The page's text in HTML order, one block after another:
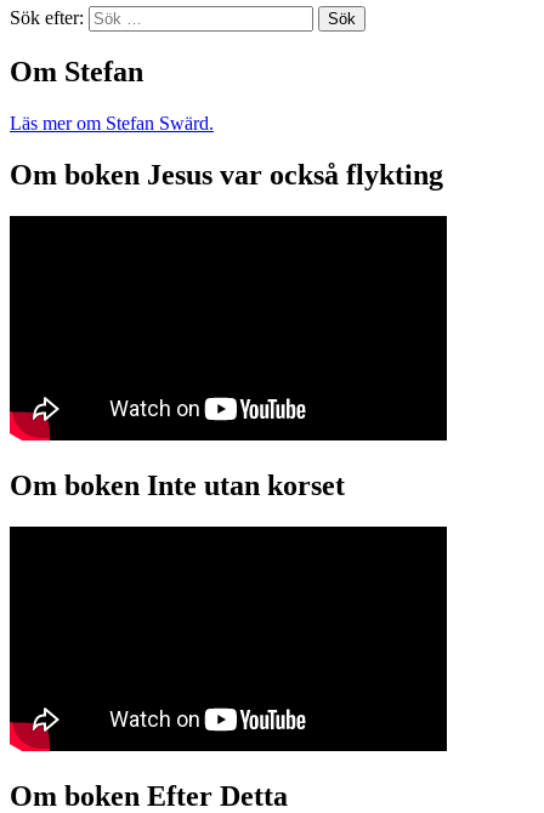
Sök efter:
Om Stefan
Läs mer om Stefan Swärd.
Om boken Jesus var också flykting
Om boken Inte utan korset
Om boken Efter Detta